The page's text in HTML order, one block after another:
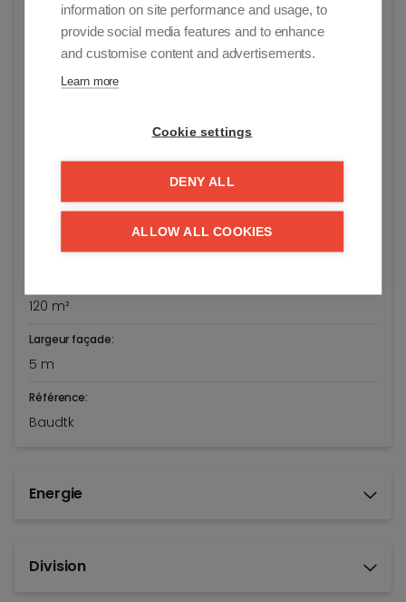
Adresse:
Van Bunnenlaan 8/3.1
Knokke-Heist
Année de construction:
120 m²
Largeur façade:
5 m
Référence:
Baudtk
Energie
Division
information on site performance and usage, to
provide social media features and to enhance
and customise content and advertisements.
Learn more
Cookie settings
DENY ALL
ALLOW ALL COOKIES